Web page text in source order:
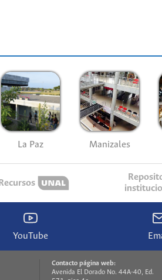
La Paz Manizales
Recursos
YouTube
Contacto página web:
Avenida El Dorado No. 44A-40, Ed.